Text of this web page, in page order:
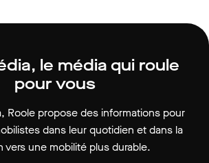
le média qui roule
pour vous
Roole propose des informations pour
dans leur quotidien et dans la
vers une mobilité plus durable.